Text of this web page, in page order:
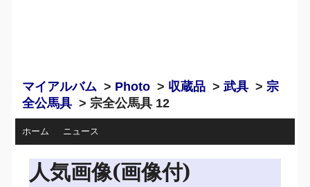
マイアルバム > Photo > 収蔵品 >武具 >宗
全公馬具 > 宗全公馬具 12
ホーム ニュース
人気画像(画像付)